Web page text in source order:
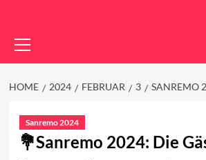
Menu
HOME 2024 FEBRUAR 3 SANREMO
Sanremo 2024
Sanremo 2024: Die